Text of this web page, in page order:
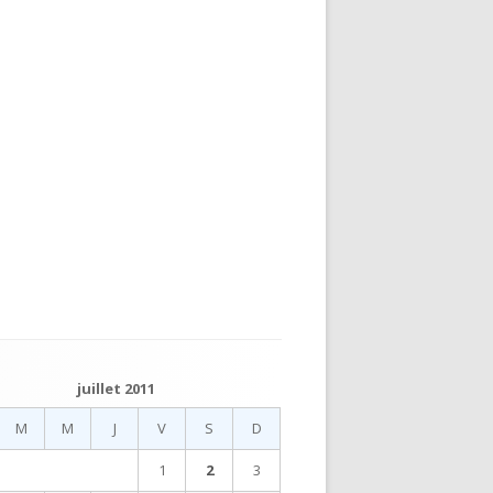
juillet 2011
M M J V S D
1 2 3